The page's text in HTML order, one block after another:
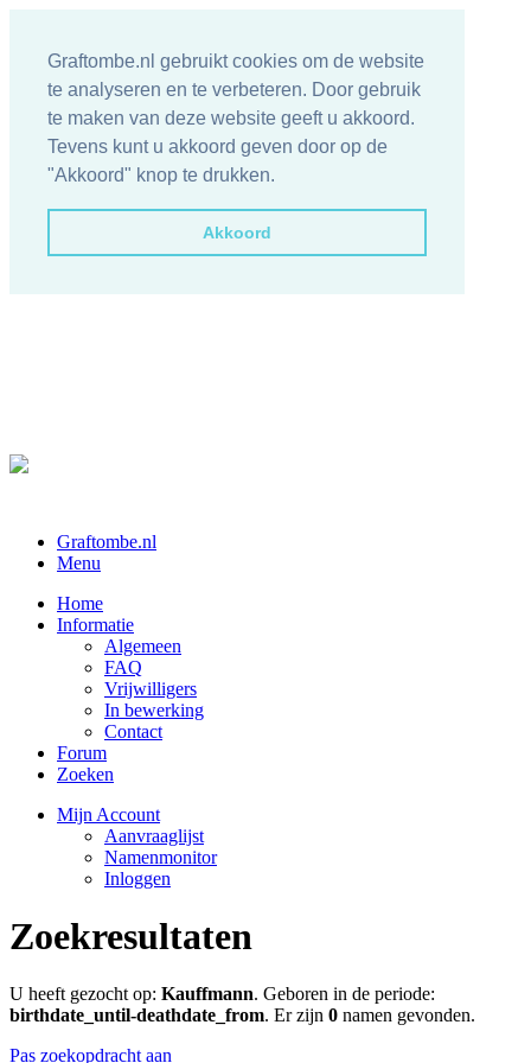
Graftombe.nl gebruikt cookies om de website
te analyseren en te verbeteren. Door gebruik
te maken van deze website geeft u akkoord.
Tevens kunt u akkoord geven door op de
"Akkoord" knop te drukken.
Akkoord
Graftombe.nl
Menu
Home
Informatie
Algemeen
FAQ
Vrijwilligers
In bewerking
Contact
Forum
Zoeken
Mijn Account
Aanvraaglijst
Namenmonitor
Inloggen
Zoekresultaten
U heeft gezocht op: Kauffmann. Geboren in de periode:
birthdate_until-deathdate_from. Er zijn 0 namen gevonden.
Pas zoekopdracht aan